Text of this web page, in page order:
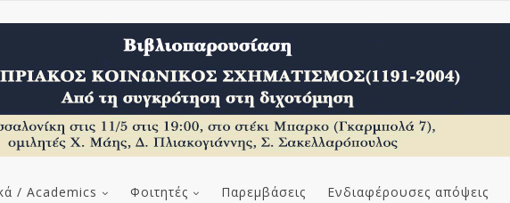
/ Academics Φοιτητές Παρεμβάσεις Ενδιαφέρουσες απόψεις